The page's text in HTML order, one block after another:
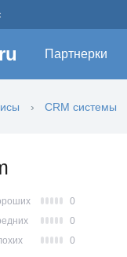
Партнерки
CRM системы
0
0
0